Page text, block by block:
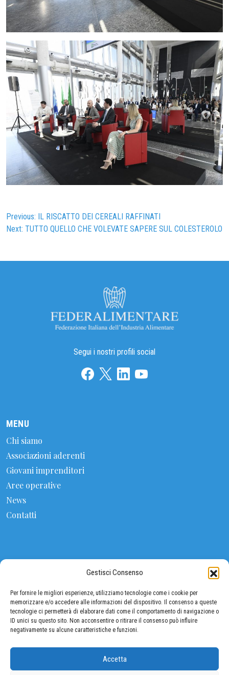
Gestisci Consenso
Per fornire le migliori esperienze, utilizziamo tecnologie come i cookie per
memorizzare e/o accedere alle informazioni del dispositivo. Il consenso a queste
tecnologie ci permetterà di elaborare dati come il comportamento di navigazione o
ID unici su questo sito. Non acconsentire o ritirare il consenso può influire
negativamente su alcune caratteristiche e funzioni.
Accetta
Navigazione
articoli
Previous: IL RISCATTO DEI CEREALI RAFFINATI
Next: TUTTO QUELLO CHE VOLEVATE SAPERE SUL COLESTEROLO
Segui i nostri profili social
MENU
Chi siamo
Associazioni aderenti
Giovani imprenditori
Aree operative
News
Contatti
Viale Pasteur 10, 00144 ROMA (Eur)
Tel: 06 5903380 / 06 5903534
Fax: 06 5903342
segreteria@federalimentare.it